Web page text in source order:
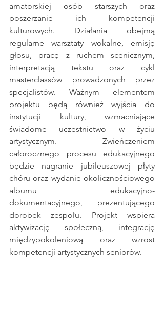
amatorskiej osób starszych oraz
poszerzanie ich kompetencji
kulturowych. Działania obejmą
regularne warsztaty wokalne, emisję
głosu, pracę z ruchem scenicznym,
interpretacją tekstu oraz cykl
masterclassów prowadzonych przez
specjalistów. Ważnym elementem
projektu będą również wyjścia do
instytucji kultury, wzmacniające
świadome uczestnictwo w życiu
artystycznym. Zwieńczeniem
całorocznego procesu edukacyjnego
będzie nagranie jubileuszowej płyty
chóru oraz wydanie okolicznościowego
albumu edukacyjno-
dokumentacyjnego, prezentującego
dorobek zespołu. Projekt wspiera
aktywizację społeczną, integrację
międzypokoleniową oraz wzrost
kompetencji artystycznych seniorów.